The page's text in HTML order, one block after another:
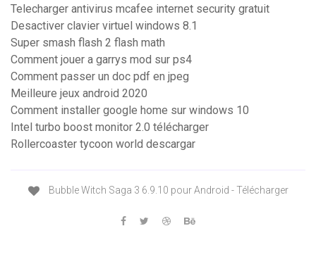
Telecharger antivirus mcafee internet security gratuit
Desactiver clavier virtuel windows 8.1
Super smash flash 2 flash math
Comment jouer a garrys mod sur ps4
Comment passer un doc pdf en jpeg
Meilleure jeux android 2020
Comment installer google home sur windows 10
Intel turbo boost monitor 2.0 télécharger
Rollercoaster tycoon world descargar
Bubble Witch Saga 3 6.9.10 pour Android - Télécharger